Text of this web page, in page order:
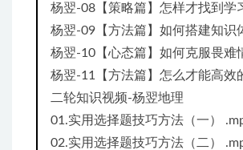
杨翌-08【策略篇】怎样才找到学
杨翌-09【方法篇】如何搭建知识
杨翌-10【心态篇】如何克服畏难
杨翌-11【方法篇】怎么才能高效
二轮知识视频-杨翌地理
01.实用选择题技巧方法（一）
02.实用选择题技巧方法（二）